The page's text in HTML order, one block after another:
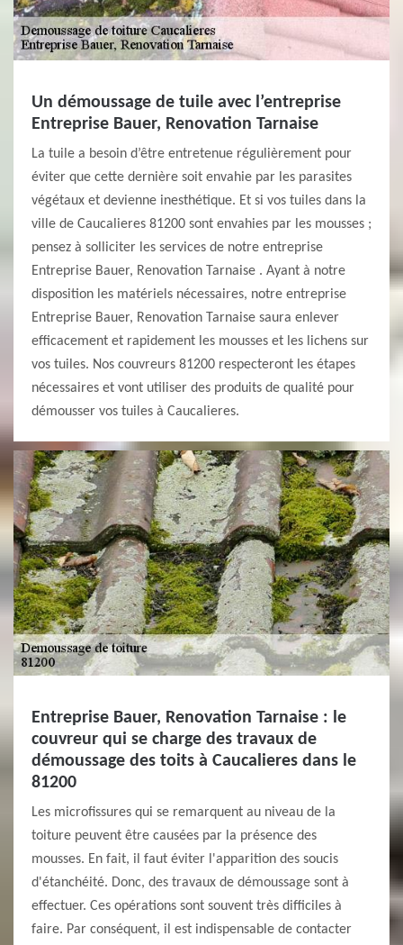
Un démoussage de tuile avec l’entreprise
Entreprise Bauer, Renovation Tarnaise
La tuile a besoin d’être entretenue régulièrement pour
éviter que cette dernière soit envahie par les parasites
végétaux et devienne inesthétique. Et si vos tuiles dans la
ville de Caucalieres 81200 sont envahies par les mousses ;
pensez à solliciter les services de notre entreprise
Entreprise Bauer, Renovation Tarnaise . Ayant à notre
disposition les matériels nécessaires, notre entreprise
Entreprise Bauer, Renovation Tarnaise saura enlever
efficacement et rapidement les mousses et les lichens sur
vos tuiles. Nos couvreurs 81200 respecteront les étapes
nécessaires et vont utiliser des produits de qualité pour
démousser vos tuiles à Caucalieres.
Entreprise Bauer, Renovation Tarnaise : le
couvreur qui se charge des travaux de
démoussage des toits à Caucalieres dans le
81200
Les microfissures qui se remarquent au niveau de la
toiture peuvent être causées par la présence des
mousses. En fait, il faut éviter l'apparition des soucis
d'étanchéité. Donc, des travaux de démoussage sont à
effectuer. Ces opérations sont souvent très difficiles à
faire. Par conséquent, il est indispensable de contacter